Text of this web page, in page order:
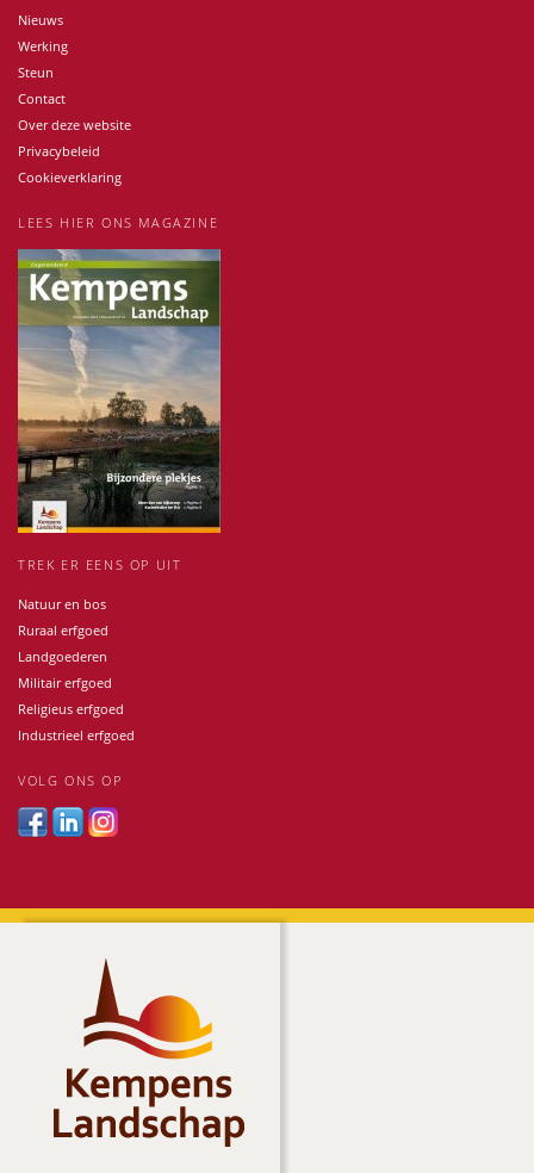
Nieuws
Werking
Steun
Contact
Over deze website
Privacybeleid
Cookieverklaring
LEES HIER ONS MAGAZINE
TREK ER EENS OP UIT
Natuur en bos
Ruraal erfgoed
Landgoederen
Militair erfgoed
Religieus erfgoed
Industrieel erfgoed
VOLG ONS OP